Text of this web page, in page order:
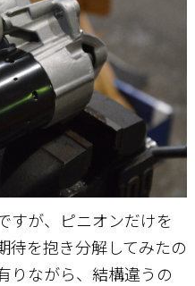
すが、ピニオンだけを
待を抱き分解してみたの
りながら、結構違うの